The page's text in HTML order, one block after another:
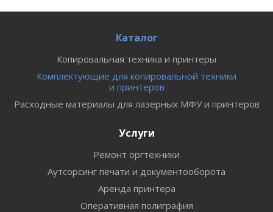
Каталог
Копировальная техника и принтеры
Комплектующие для копировальной техники
и принтеров
Расходные материалы для лазерных МФУ и принтеров
Услуги
Ремонт оргтехники
Аутсорсинг печати и документооборота
Аренда принтера
Оперативная полиграфия